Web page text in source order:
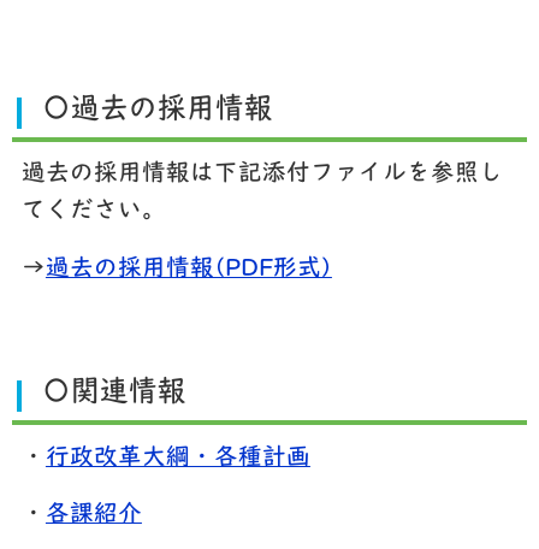
〇過去の採用情報
過去の採用情報は下記添付ファイルを参照し
てください。
→過去の採用情報(PDF形式)
〇関連情報
・ 行政改革大綱・各種計画
・ 各課紹介